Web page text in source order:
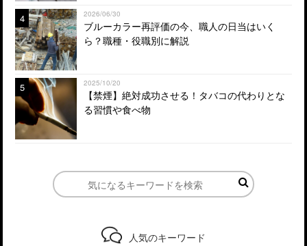
4 2026/06/30
ブルーカラー再評価の今、職人の日当はいく
ら？職種・役職別に解説
5 2025/10/20
【禁煙】絶対成功させる！タバコの代わりとな
る習慣や食べ物
人気のキーワード